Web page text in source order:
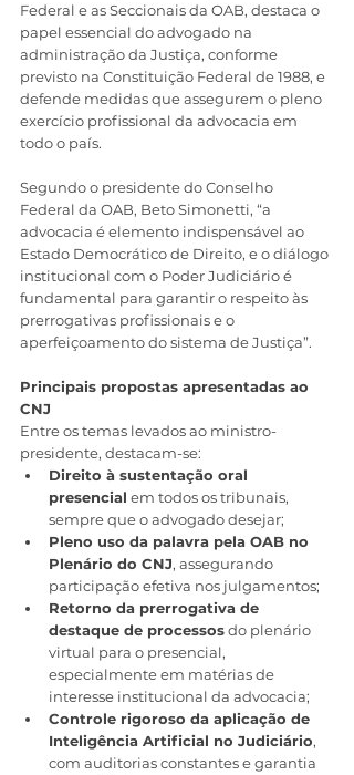
Federal e as Seccionais da OAB, destaca o
papel essencial do advogado na
administração da Justiça, conforme
previsto na Constituição Federal de 1988, e
defende medidas que assegurem o pleno
exercício profissional da advocacia em
todo o país.
Segundo o presidente do Conselho
Federal da OAB, Beto Simonetti, “a
advocacia é elemento indispensável ao
Estado Democrático de Direito, e o diálogo
institucional com o Poder Judiciário é
fundamental para garantir o respeito às
prerrogativas profissionais e o
aperfeiçoamento do sistema de Justiça”.
Principais propostas apresentadas ao
CNJ
Entre os temas levados ao ministro-
presidente, destacam-se:
Direito à sustentação oral
presencial em todos os tribunais,
sempre que o advogado desejar;
Pleno uso da palavra pela OAB no
Plenário do CNJ, assegurando
participação efetiva nos julgamentos;
Retorno da prerrogativa de
destaque de processos do plenário
virtual para o presencial,
especialmente em matérias de
interesse institucional da advocacia;
Controle rigoroso da aplicação de
Inteligência Artificial no Judiciário,
com auditorias constantes e garantia